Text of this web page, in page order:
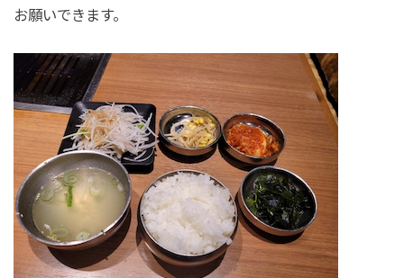
お願いできます。